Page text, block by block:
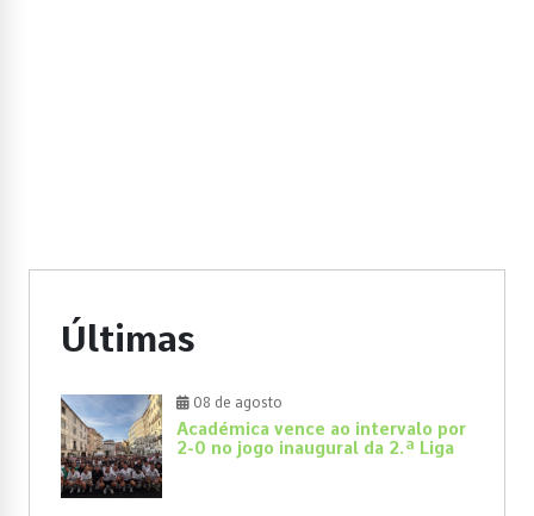
Últimas
08 de agosto
Académica vence ao intervalo por
2-0 no jogo inaugural da 2.ª Liga